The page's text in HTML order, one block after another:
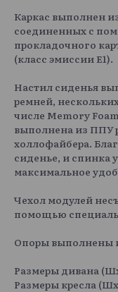
Esckimo 05
Каркас выполнен
соединенных с
прокладочного
(класс эмиссии E1).
Настил сиденья
ремней,
числе Memory
выполнена из ППУ
холлофайбера.
сиденье, и спинка
максимальное
Чехол модулей
помощью
Опоры выполнены
Размеры дивана
Размеры кресла